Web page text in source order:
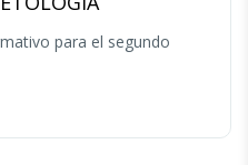
para el segundo